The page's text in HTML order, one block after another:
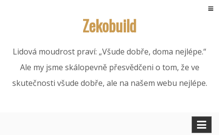
Zekobuild
Lidová moudrost praví: „Všude dobře, doma nejlépe.“
Ale my jsme skálopevně přesvědčeni o tom, že ve
skutečnosti všude dobře, ale na našem webu nejlépe.